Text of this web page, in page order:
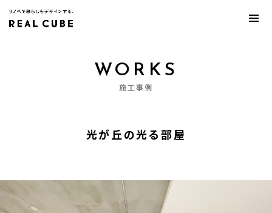
WORKS
施工事例
光が丘の光る部屋